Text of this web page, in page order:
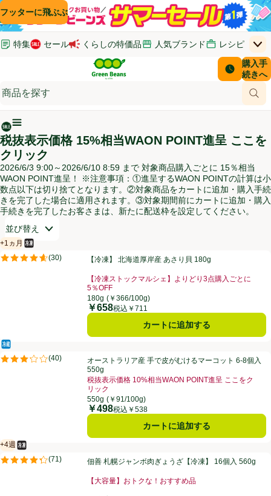
コンテンツに飛ぶ
検索に飛ぶ
フッターに飛ぶ
特集 セール くらしの特価品 人気ブランド レシピ
はじめてのお買い物ガイド
(新しいウィンドウで開く) (新しいウィンドウで開く)
サポート・ヘルプ・お問い合わせ
(新しいウィンドウで開く)
上
Green Beans
商
配送日時
購入手
続きへ
お客さ
￥0
メインメニュ―ボタン
税抜表示価格 15%相当WAON POINT進呈 ここを
クリック
2026/6/3 9:00～2026/6/10 8:59 まで 対象商品購入ごとに 15％相当
WAON POINT進呈！ ※注意事項：①進呈するWAON POINTの計算は小
数点以下は切り捨てとなります。②対象商品をカートに追加・購入手続
きを完了した場合に適用されます。③対象期間前にカートに追加・購入
手続きを完了したお客さまは、新たに配送枠を設定してください。
開いて並び替えオプションのリストを見る
並び替え
【冷凍】 北海道厚岸産 あさり貝 180g
+1ヵ月
賞味・消費期限保証：1ヵ月
冷凍食品
(30)
評価は30件のレビューで5点中4.6点。【冷凍】 北海道厚岸産 あさり貝 180g
【冷凍ストックマルシェ】よりどり3点購入ごとに
5％OFF
180g (￥366/100g)
価格
￥658税込￥711
カートに追加する
オーストラリア産 手で皮がむけるマーコット 6-8個入 550g
冷蔵食品
(40)
評価は40件のレビューで5点中3.2点。オーストラリア産 手で皮がむけるマーコット 6-8個入
550g
税抜表示価格 10%相当WAON POINT進呈 ここをク
リック
550g (￥91/100g)
価格
￥498税込￥538
カートに追加する
佃善 札幌ジャンボ肉ぎょうざ【冷凍】 16個入 560g
+4週
賞味・消費期限保証：4週間
冷凍食品
(71)
評価は71件のレビューで5点中4.3点。佃善 札幌ジャンボ肉ぎょうざ【冷凍】 16個入 560g
【大容量】おトクな！おすすめ品